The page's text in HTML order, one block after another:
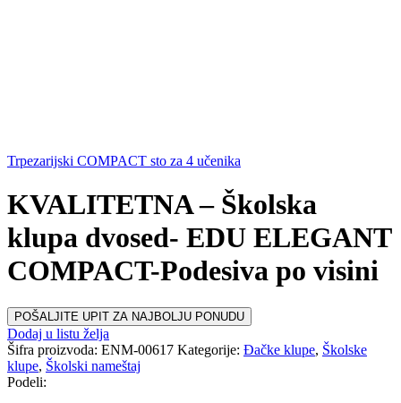
Trpezarijski COMPACT sto za 4 učenika
KVALITETNA – Školska
klupa dvosed- EDU ELEGANT
COMPACT-Podesiva po visini
POŠALJITE UPIT ZA NAJBOLJU PONUDU
Dodaj u listu želja
Šifra proizvoda: ENM-00617 Kategorije: Đačke klupe, Školske
klupe, Školski nameštaj
Podeli: